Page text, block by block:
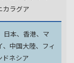
カラグア
日本、香港、マ
、中国大陸、フィ
ドネシア